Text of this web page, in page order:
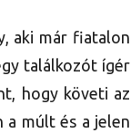
aki már fiatalon
találkozót ígér
hogy követi az
a múlt és a jelen